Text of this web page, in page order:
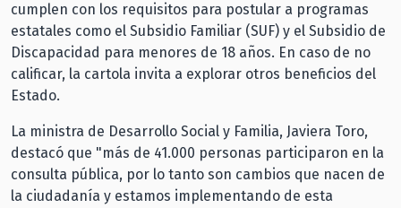
cumplen con los requisitos para postular a programas
estatales como el Subsidio Familiar (SUF) y el Subsidio de
Discapacidad para menores de 18 años. En caso de no
calificar, la cartola invita a explorar otros beneficios del
Estado.
La ministra de Desarrollo Social y Familia, Javiera Toro,
destacó que "más de 41.000 personas participaron en la
consulta pública, por lo tanto son cambios que nacen de
la ciudadanía y estamos implementando de esta